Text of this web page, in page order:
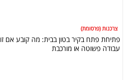
צרכנות (פרסומת)
פתיחת פתח בקיר בטון בבית: מה קובע אם זו
עבודה פשוטה או מורכבת